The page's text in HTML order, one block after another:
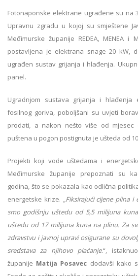
Fotonaponske elektrane ugrađene su na
Upravnu zgradu u kojoj su smještene
Međimurske županije REDEA, MENEA
postavljena je elektrana snage 20 kW,
ugrađen sustav grijanja i hlađenja.
panel.
Ugradnjom sustava grijanja i hlađenja
fosilnog goriva, poboljšani su uvjeti
prodati, a nakon nešto više od
puštena u pogon postignuta je ušteda od
Projekti koji vode uštedama i
Međimurske županije prepoznati su
godina, što se pokazala kao odlična
energetske krize. „ Fiksirajući cijene plina i
smo godišnju uštedu od 5,5 milijuna
uštedu od 17 milijuna kuna na plinu. Za
zdravstvu i javnoj upravi osigurane su
sredstava za njihovo plaćanje.“,
županije Matija Posavec dodavši kako